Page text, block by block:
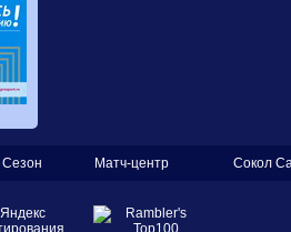
Сезон Матч-центр Сокол